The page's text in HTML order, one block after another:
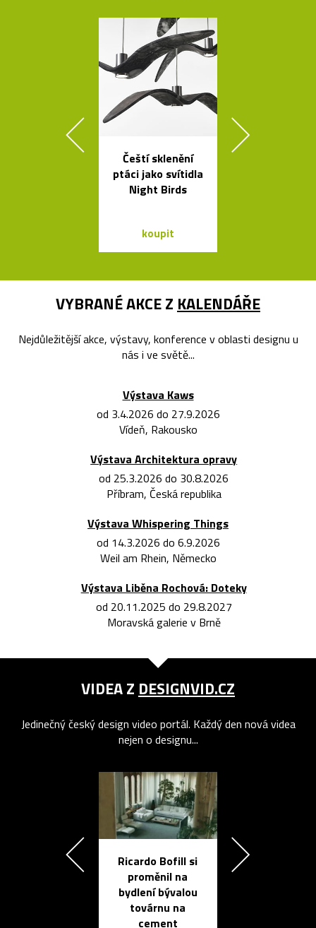
Čeští sklenění
ptáci jako svítidla
Night Birds
koupit
VYBRANÉ AKCE Z KALENDÁŘE
Nejdůležitější akce, výstavy, konference v oblasti designu u
nás i ve světě...
Výstava Kaws
od 3.4.2026 do 27.9.2026
Vídeň, Rakousko
Výstava Architektura opravy
od 25.3.2026 do 30.8.2026
Příbram, Česká republika
Výstava Whispering Things
od 14.3.2026 do 6.9.2026
Weil am Rhein, Německo
Výstava Liběna Rochová: Doteky
od 20.11.2025 do 29.8.2027
Moravská galerie v Brně
VIDEA Z DESIGNVID.CZ
Jedinečný český design video portál. Každý den nová videa
nejen o designu...
Ricardo Bofill si
proměnil na
bydlení bývalou
továrnu na
cement